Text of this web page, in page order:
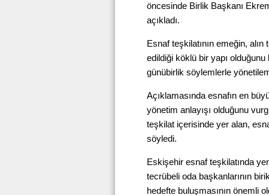
öncesinde Birlik Başkanı
açıkladı.
Esnaf teşkilatının emeğin,
edildiği köklü bir yapı olduğunu
günübirlik söylemlerle
Açıklamasında esnafın en
yönetim anlayışı olduğunu
teşkilat içerisinde yer alan,
söyledi.
Eskişehir esnaf teşkilatında
tecrübeli oda başkanlarının
hedefte buluşmasının önemli